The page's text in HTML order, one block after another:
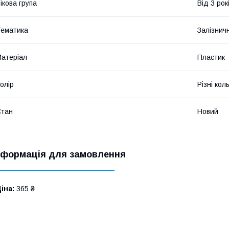
група Від 3
Пластик
Різні
Новий
для замовлення
365 ₴